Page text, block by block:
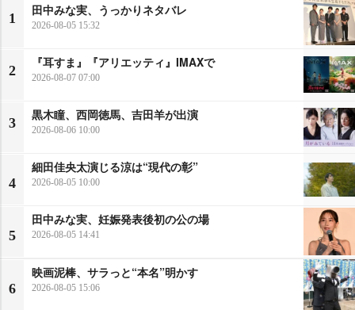
1
田中みな実、うっかりネタバレ
2026-08-05 15:32
2
『耳すま』『アリエッティ』IMAXで
2026-08-07 07:00
3
黒木瞳、西岡徳馬、吉田羊が出演
2026-08-06 10:00
4
細田佳央太演じる涼は“現代の彰”
2026-08-05 10:00
5
田中みな実、妊娠発表後初の公の場
2026-08-05 14:41
6
映画泥棒、サラっと“本名”明かす
2026-08-05 15:06